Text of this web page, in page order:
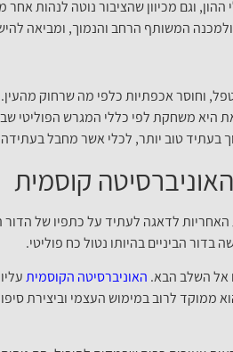
וגם מכיוון שהציבור נוטה לנהות
המשותף הרחב והנמוך, ומביאה
וחוסר אכפתיות כלפי מה שרחוק
היא משחקת לפי כללי המגרש הפוליטי
בעתיד טוב יותר, לכלי אשר מחבל
קוסמית
לדאגה לעתיד על כתפיו של הדור
הביניים בהיותו נטול כח פוליטי.
אל השלב הבא. האוניברסיטה הקוסמית
ממוקד לרוב במימוש העצמי וביצירת